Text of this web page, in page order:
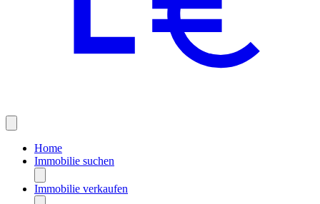
Home
Immobilie suchen
Immobilie verkaufen